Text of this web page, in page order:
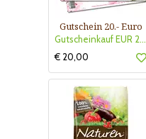
Gutschein 20.- Euro
Gutscheinkauf EUR 20.-
€ 20,00